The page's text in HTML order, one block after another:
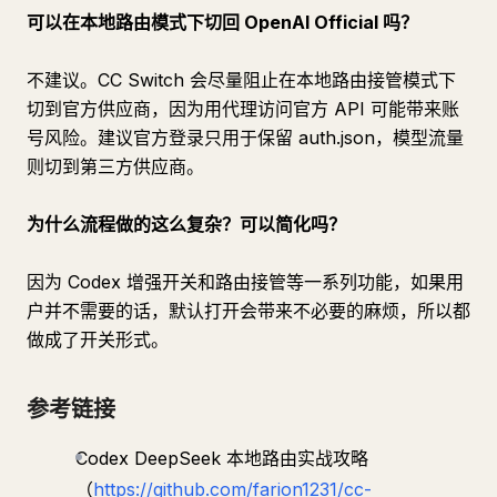
可以在本地路由模式下切回 OpenAI Official 吗？
不建议。CC Switch 会尽量阻止在本地路由接管模式下
切到官方供应商，因为用代理访问官方 API 可能带来账
号风险。建议官方登录只用于保留 auth.json，模型流量
则切到第三方供应商。
为什么流程做的这么复杂？可以简化吗？
因为 Codex 增强开关和路由接管等一系列功能，如果用
户并不需要的话，默认打开会带来不必要的麻烦，所以都
做成了开关形式。
参考链接
Codex DeepSeek 本地路由实战攻略
（https://github.com/farion1231/cc-